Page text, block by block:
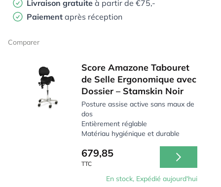
Livraison gratuite à partir de €75,-
Paiement après réception
Comparer
Score Amazone Tabouret
de Selle Ergonomique avec
Dossier – Stamskin Noir
Posture assise active sans maux de
dos
Entièrement réglable
Matériau hygiénique et durable
679,85
TTC
En stock, Expédié aujourd'hui